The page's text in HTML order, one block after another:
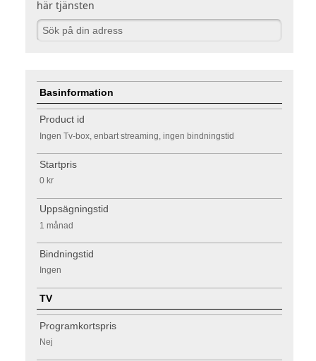
här tjänsten
Basinformation
Product id
Ingen Tv-box, enbart streaming, ingen bindningstid
Startpris
0 kr
Uppsägningstid
1 månad
Bindningstid
Ingen
TV
Programkortspris
Nej